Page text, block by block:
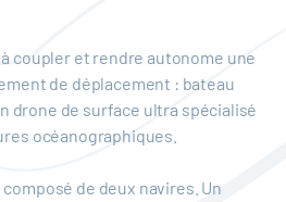
à coupler et rendre autonome une
de déplacement : bateau
drone de surface ultra spécialisé
océanographiques.
de deux navires. Un